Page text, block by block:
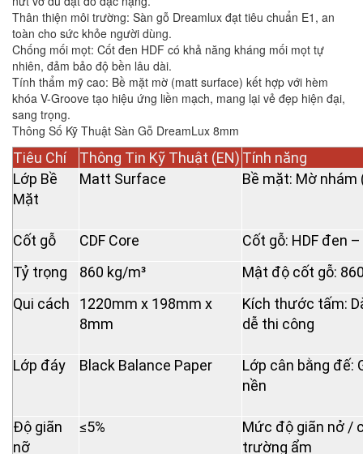
Thân thiện môi trường: Sàn gỗ Dreamlux đạt tiêu chuẩn E1, an
toàn cho sức khỏe người dùng.
Chống mối mọt: Cốt đen HDF có khả năng kháng mối mọt tự
nhiên, đảm bảo độ bền lâu dài.
Tính thẩm mỹ cao: Bề mặt mờ (matt surface) kết hợp với hèm
khóa V-Groove tạo hiệu ứng liền mạch, mang lại vẻ đẹp hiện đại,
sang trọng.
Thông Số Kỹ Thuật Sàn Gỗ DreamLux 8mm
Tiêu Chí Thông Tin Kỹ Thuật (EN) Tính năng
Lớp Bề
Mặt
Matt Surface Bề mặt: Mờ
Cốt gỗ CDF Core
Cốt gỗ: HDF đen
Tỷ trọng
860 kg/m³
Mật độ cốt gỗ:
Qui cách
1220mm x 198mm x
8mm
Kích thước tấm:
dễ thi công
Lớp đáy Black Balance Paper
Lớp cân bằng đế:
nền
Độ giãn
nỡ
≤5%
Mức độ giãn nở /
trường ẩm